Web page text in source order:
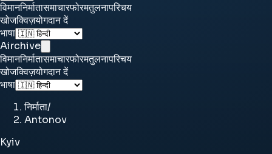
विमाननिर्मातासमाचारफोरमतुलनापरिचय
खोजक्विज़योगदान दें
भाषा
Airchive
विमाननिर्मातासमाचारफोरमतुलनापरिचय
खोजक्विज़योगदान दें
भाषा
निर्माता/
Antonov
Kyiv